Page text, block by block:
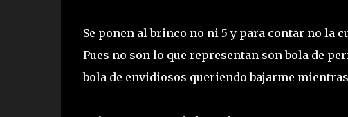
Se ponen al brinco no ni 5 y para contar no la
Pues no son lo que representan son bola de
bola de envidiosos queriendo bajarme